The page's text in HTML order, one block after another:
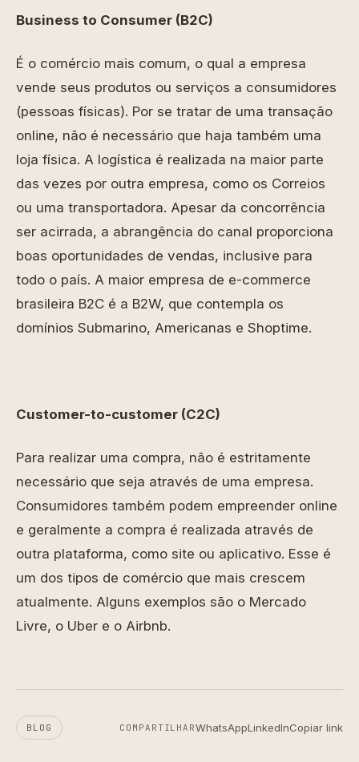
Business to Consumer (B2C)
É o comércio mais comum, o qual a empresa
vende seus produtos ou serviços a consumidores
(pessoas físicas). Por se tratar de uma transação
online, não é necessário que haja também uma
loja física. A logística é realizada na maior parte
das vezes por outra empresa, como os Correios
ou uma transportadora. Apesar da concorrência
ser acirrada, a abrangência do canal proporciona
boas oportunidades de vendas, inclusive para
todo o país. A maior empresa de e-commerce
brasileira B2C é a B2W, que contempla os
domínios Submarino, Americanas e Shoptime.
Customer-to-customer (C2C)
Para realizar uma compra, não é estritamente
necessário que seja através de uma empresa.
Consumidores também podem empreender online
e geralmente a compra é realizada através de
outra plataforma, como site ou aplicativo. Esse é
um dos tipos de comércio que mais crescem
atualmente. Alguns exemplos são o Mercado
Livre, o Uber e o Airbnb.
BLOG COMPARTILHARWhatsAppLinkedInCopiar link